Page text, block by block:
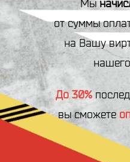
Мы
от cуммы
на Вашу
До 30%
вы сможете